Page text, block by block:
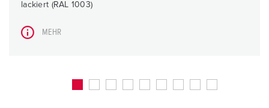
lackiert (RAL 1003)
MEHR